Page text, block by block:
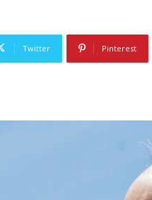
Twitter Pinterest